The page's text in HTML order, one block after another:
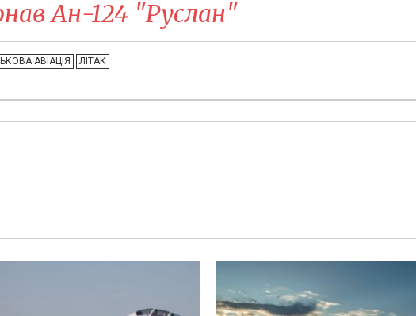
Ан-124 "Руслан"
АВІАЦІЯ ЛІТАК